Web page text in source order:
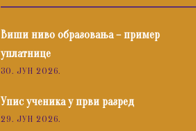
Виши ниво образовања – пример
уплатнице
30. ЈУН 2026.
Упис ученика у први разред
29. ЈУН 2026.